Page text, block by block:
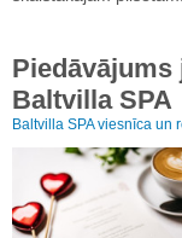
Baltvilla SPA
Baltvilla SPA viesnīca un